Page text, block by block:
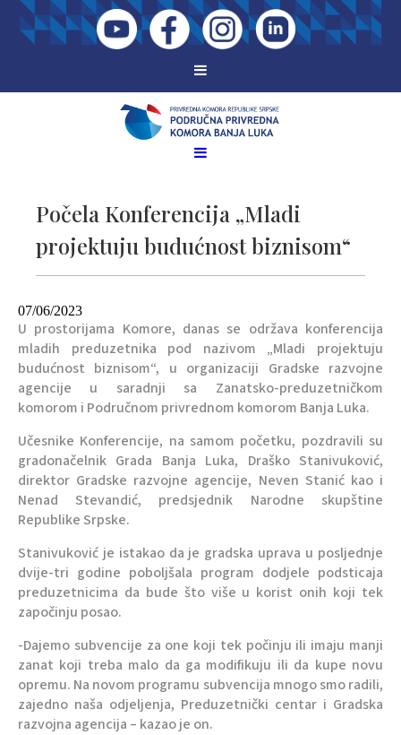
Počela Konferencija „Mladi
projektuju budućnost biznisom“
07/06/2023
U prostorijama Komore, danas se održava konferencija
mladih preduzetnika pod nazivom „Mladi projektuju
budućnost biznisom“, u organizaciji Gradske razvojne
agencije u saradnji sa Zanatsko-preduzetničkom
komorom i Područnom privrednom komorom Banja Luka.
Učesnike Konferencije, na samom početku, pozdravili su
gradonačelnik Grada Banja Luka, Draško Stanivuković,
direktor Gradske razvojne agencije, Neven Stanić kao i
Nenad Stevandić, predsjednik Narodne skupštine
Republike Srpske.
Stanivuković je istakao da je gradska uprava u posljednje
dvije-tri godine poboljšala program dodjele podsticaja
preduzetnicima da bude što više u korist onih koji tek
započinju posao.
-Dajemo subvencije za one koji tek počinju ili imaju manji
zanat koji treba malo da ga modifikuju ili da kupe novu
opremu. Na novom programu subvencija mnogo smo radili,
zajedno naša odjeljenja, Preduzetnički centar i Gradska
razvojna agencija – kazao je on.